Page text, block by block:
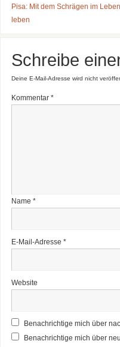
Pisa: Mit dem Schrägen im Leben
leben
Schreibe
Deine E-Mail-Adresse wird nicht
Kommentar *
Name *
E-Mail-Adresse *
Website
Benachrichtige mich über
Benachrichtige mich über